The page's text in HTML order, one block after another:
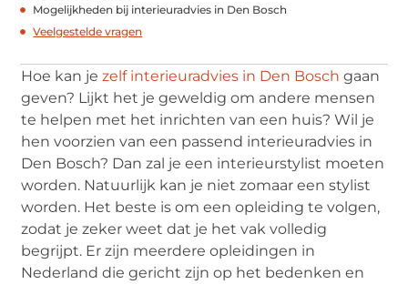
Mogelijkheden bij interieuradvies in Den Bosch
Veelgestelde vragen
Hoe kan jezelf interieuradvies in Den Bosch gaan
geven? Lijkt het je geweldig om andere mensen
te helpen met het inrichten van een huis? Wil je
hen voorzien van een passend interieuradvies in
Den Bosch? Dan zal je een interieurstylist moeten
worden. Natuurlijk kan je niet zomaar een stylist
worden. Het beste is om een opleiding te volgen,
zodat je zeker weet dat je het vak volledig
begrijpt. Er zijn meerdere opleidingen in
Nederland die gericht zijn op het bedenken en